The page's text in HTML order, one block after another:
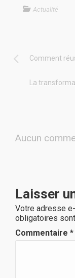
Actualité
Comment
La
Aucun
Laisser
Votre adresse
obligatoires
Commentaire *